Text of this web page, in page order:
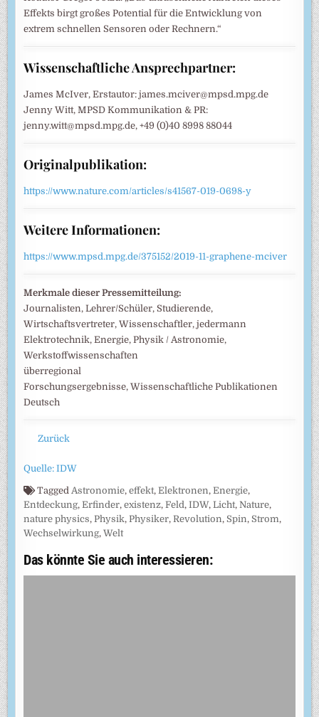
Effekts birgt großes Potential für die Entwicklung von
extrem schnellen Sensoren oder Rechnern.“
Wissenschaftliche Ansprechpartner:
James McIver, Erstautor: james.mciver@mpsd.mpg.de
Jenny Witt, MPSD Kommunikation & PR:
jenny.witt@mpsd.mpg.de, +49 (0)40 8998 88044
Originalpublikation:
https://www.nature.com/articles/s41567-019-0698-y
Weitere Informationen:
https://www.mpsd.mpg.de/375152/2019-11-graphene-mciver
Merkmale dieser Pressemitteilung:
Journalisten, Lehrer/Schüler, Studierende,
Wirtschaftsvertreter, Wissenschaftler, jedermann
Elektrotechnik, Energie, Physik / Astronomie,
Werkstoffwissenschaften
überregional
Forschungsergebnisse, Wissenschaftliche Publikationen
Deutsch
Zurück
Quelle: IDW
Tagged Astronomie,effekt,Elektronen,Energie,
Entdeckung,Erfinder,existenz,Feld,IDW,Licht, Nature,
nature physics, Physik, Physiker, Revolution, Spin, Strom,
Wechselwirkung,Welt
Das könnte Sie auch interessieren: